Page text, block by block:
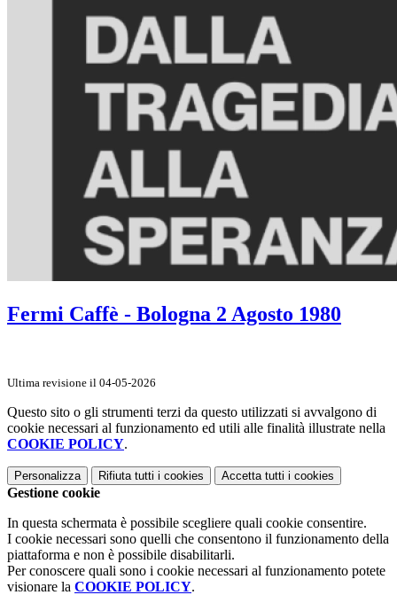
Fermi Caffè - Bologna 2 Agosto 1980
Ultima revisione il 04-05-2026
Questo sito o gli strumenti terzi da questo utilizzati si avvalgono di
cookie necessari al funzionamento ed utili alle finalità illustrate nella
COOKIE POLICY.
Personalizza Rifiuta tutti i cookies Accetta tutti i cookies
Gestione cookie
In questa schermata è possibile scegliere quali cookie consentire.
I cookie necessari sono quelli che consentono il funzionamento della
piattaforma e non è possibile disabilitarli.
Per conoscere quali sono i cookie necessari al funzionamento potete
visionare la COOKIE POLICY.